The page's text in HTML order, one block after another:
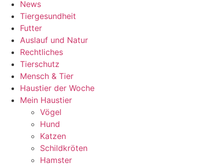
News
Tiergesundheit
Futter
Auslauf und Natur
Rechtliches
Tierschutz
Mensch & Tier
Haustier der Woche
Mein Haustier
Vögel
Hund
Katzen
Schildkröten
Hamster